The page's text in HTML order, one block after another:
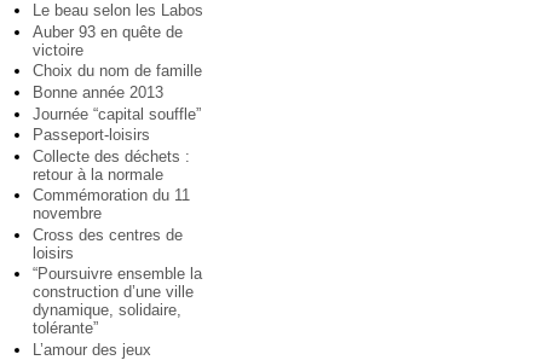
Le beau selon les Labos
Auber 93 en quête de
victoire
Choix du nom de famille
Bonne année 2013
Journée “capital souffle”
Passeport-loisirs
Collecte des déchets :
retour à la normale
Commémoration du 11
novembre
Cross des centres de
loisirs
“Poursuivre ensemble la
construction d’une ville
dynamique, solidaire,
tolérante”
L’amour des jeux